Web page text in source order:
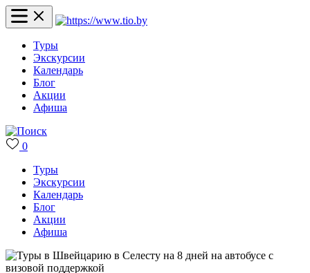
Туры
Экскурсии
Календарь
Блог
Акции
Афиша
0
Туры
Экскурсии
Календарь
Блог
Акции
Афиша